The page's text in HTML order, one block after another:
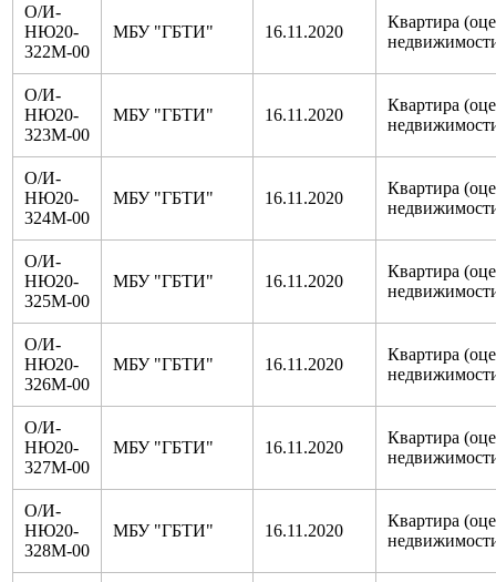
О/И-
НЮ20-
322М-00
МБУ "ГБТИ" 16.11.2020
Квартира
О/И-
НЮ20-
323М-00
МБУ "ГБТИ" 16.11.2020
Квартира
О/И-
НЮ20-
324М-00
МБУ "ГБТИ" 16.11.2020
Квартира
О/И-
НЮ20-
325М-00
МБУ "ГБТИ" 16.11.2020
Квартира
О/И-
НЮ20-
326М-00
МБУ "ГБТИ" 16.11.2020
Квартира
О/И-
НЮ20-
327М-00
МБУ "ГБТИ" 16.11.2020
Квартира
О/И-
НЮ20-
328М-00
МБУ "ГБТИ" 16.11.2020
Квартира